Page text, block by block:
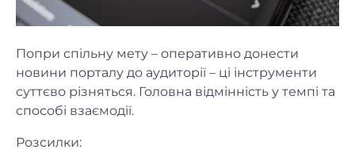
Попри спільну мету – оперативно донести
новини порталу до аудиторії – ці інструменти
суттєво різняться. Головна відмінність у темпі та
способі взаємодії.
Розсилки: